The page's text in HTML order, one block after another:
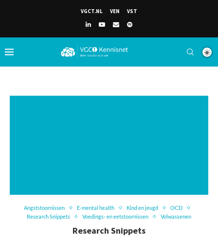
VGCT.NL VEN VST
Angststoornissen E-mental health Kind en jeugd
OCD
Research Snippets
Voedings- en eetstoornissen Volwassenen
Research Snippets